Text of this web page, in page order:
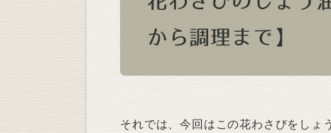
から調理まで】
それでは、今回はこの花わさびをしょ